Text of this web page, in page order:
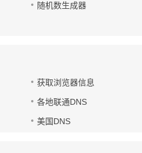
随机数生成器
获取浏览器信息
各地联通DNS
美国DNS